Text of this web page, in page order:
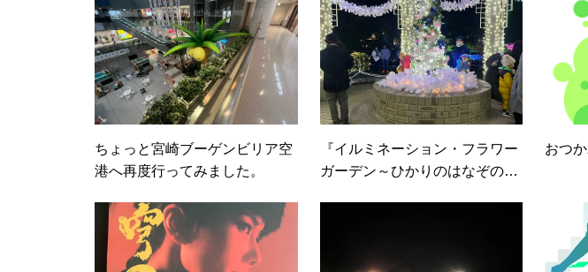
ちょっと宮崎ブーゲンビリア空
港へ再度行ってみました。
『イルミネーション・フラワー
ガーデン～ひかりのはなぞの
おつ